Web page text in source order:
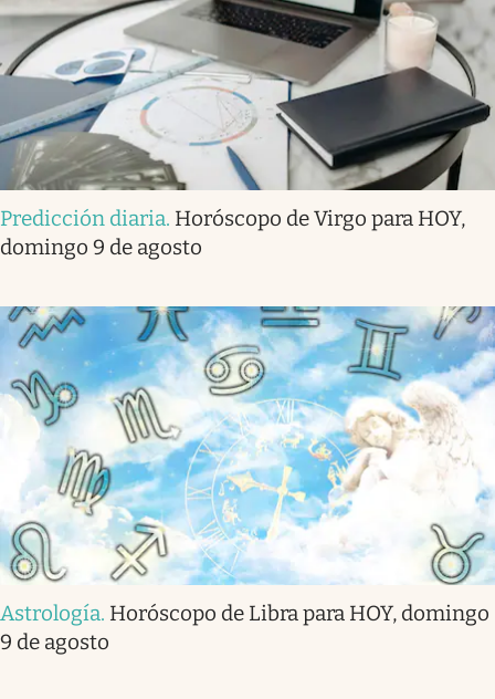
Predicción diaria. Horóscopo de Virgo para HOY,
domingo 9 de agosto
Astrología. Horóscopo de Libra para HOY, domingo
9 de agosto